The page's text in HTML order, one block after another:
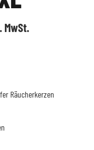
MwSt.
Räucherkerzen